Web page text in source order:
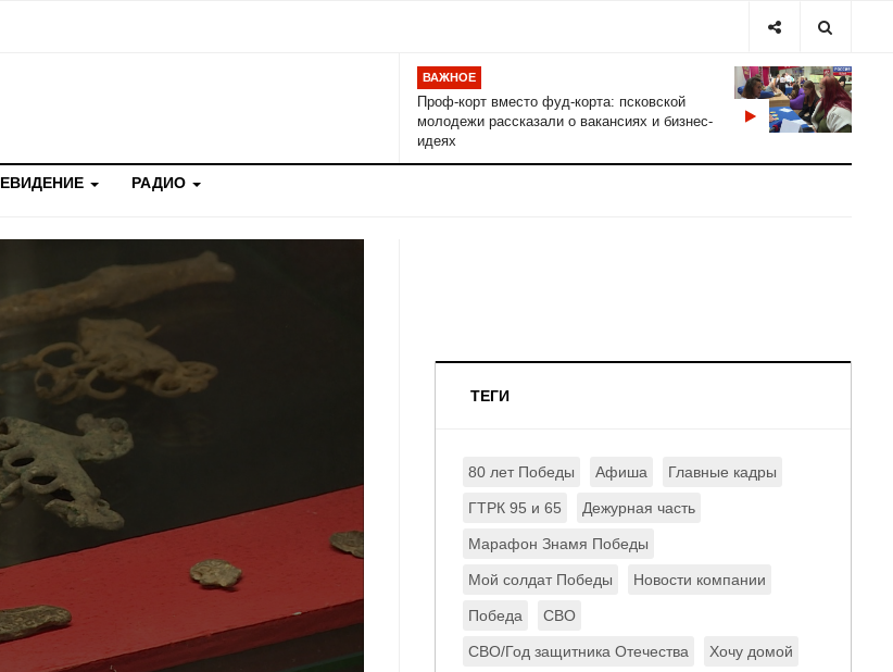
ВАЖНОЕ
Проф-корт вместо фуд-корта: псковской
молодежи рассказали о вакансиях и бизнес-
идеях
РАДИО
ТЕГИ
80 лет Победы Афиша Главные кадры
ГТРК 95 и 65 Дежурная часть
Марафон Знамя Победы
Мой солдат Победы Новости компании
Победа СВО
СВО/Год защитника Отечества Хочу домой